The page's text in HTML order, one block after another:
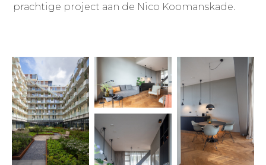
prachtige project aan de Nico Koomanskade.